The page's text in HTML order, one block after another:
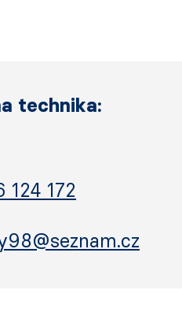
technika:
124 172